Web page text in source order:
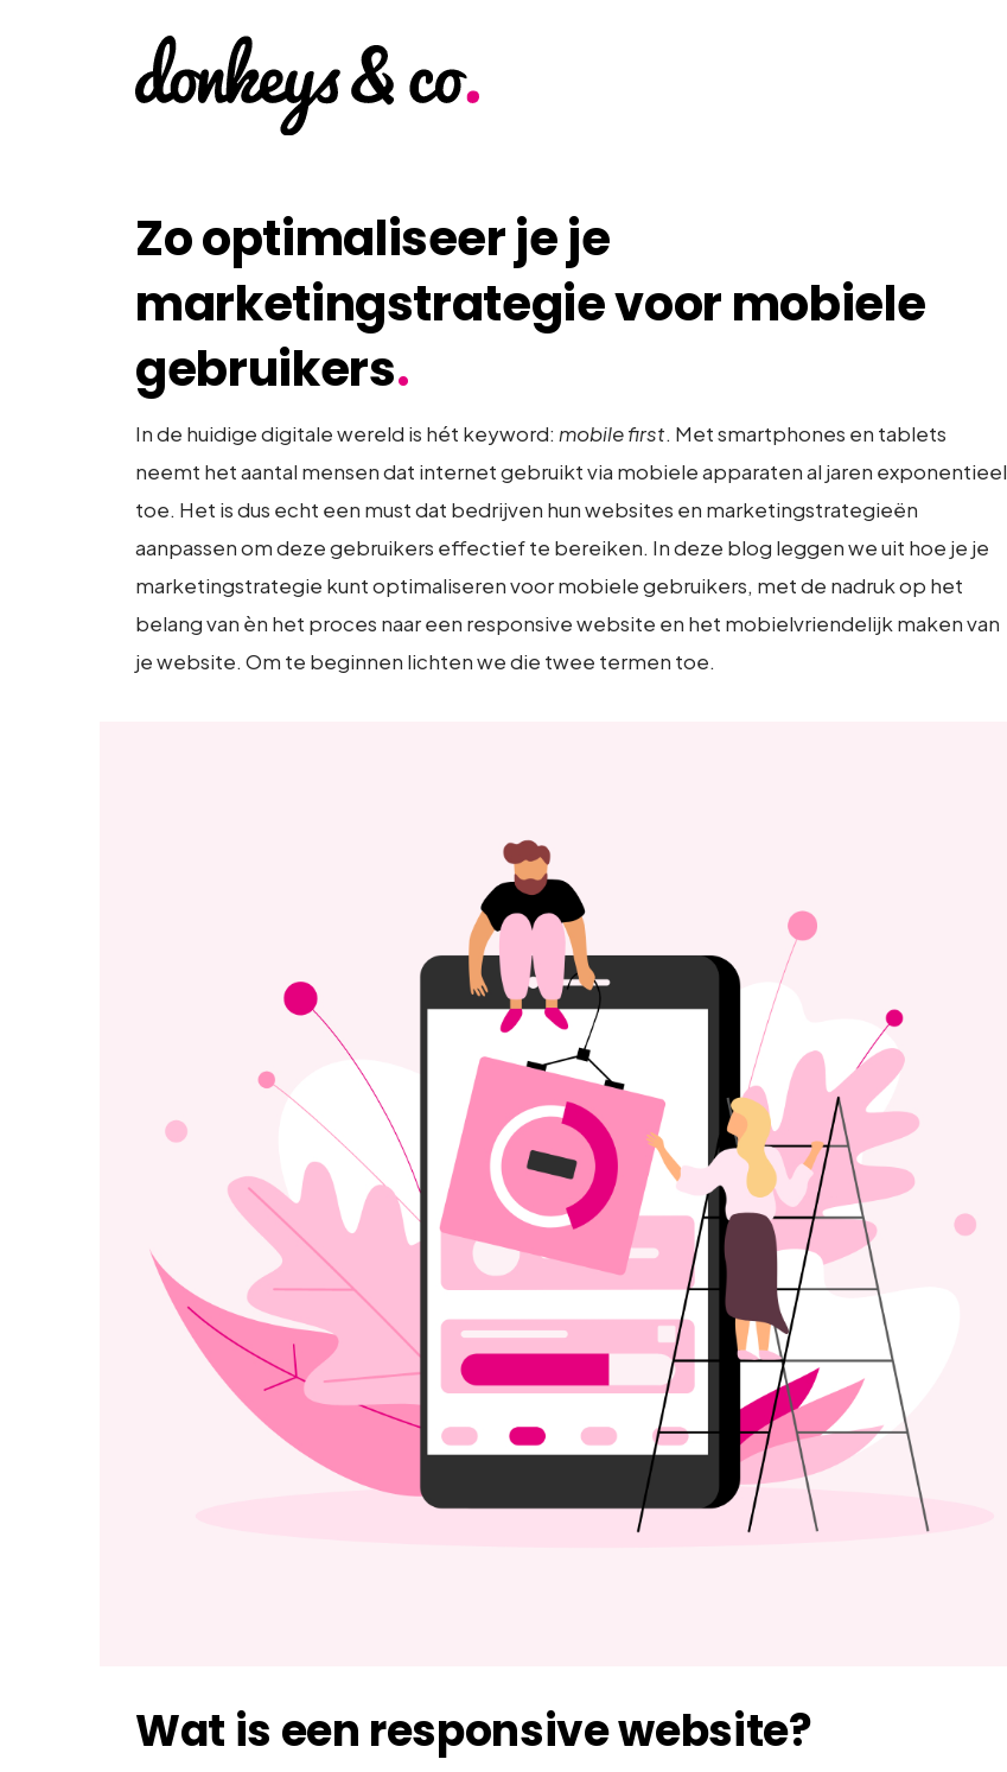
Zo optimaliseer je je
marketingstrategie voor mobiele
gebruikers.
In de huidige digitale wereld is hét keyword: mobile first. Met smartphones en tablets
neemt het aantal mensen dat internet gebruikt via mobiele apparaten al jaren exponentieel
toe. Het is dus echt een must dat bedrijven hun websites en marketingstrategieën
aanpassen om deze gebruikers effectief te bereiken. In deze blog leggen we uit hoe je je
marketingstrategie kunt optimaliseren voor mobiele gebruikers, met de nadruk op het
belang van èn het proces naar een responsive website en het mobielvriendelijk maken van
je website. Om te beginnen lichten we die twee termen toe.
Wat is een responsive website?